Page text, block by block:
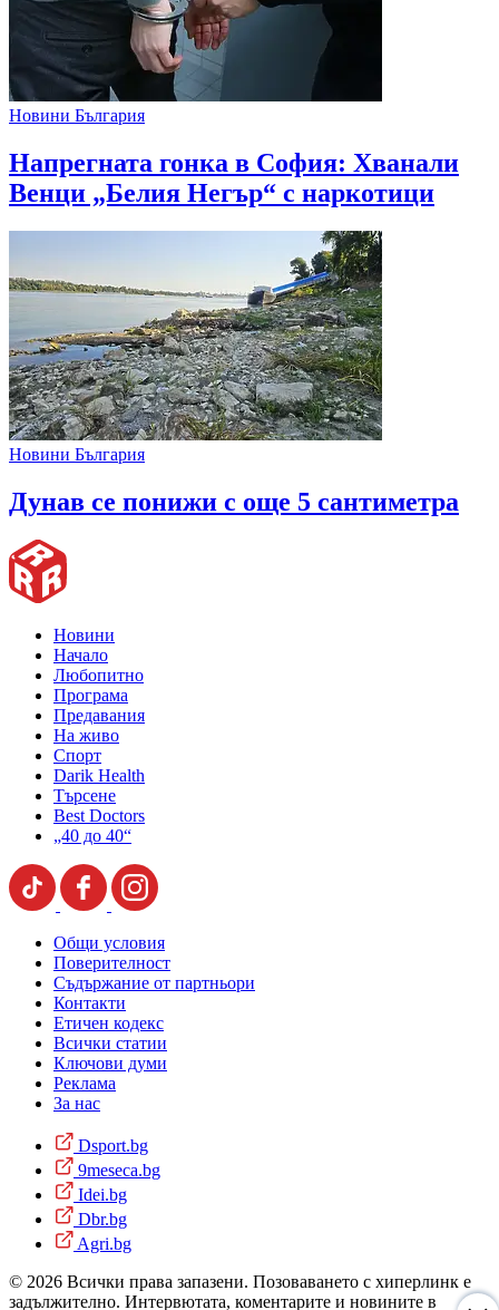
Новини България
Напрегната гонка в София: Хванали
Венци „Белия Негър“ с наркотици
Новини България
Дунав се понижи с още 5 сантиметра
Новини
Начало
Любопитно
Програма
Предавания
На живо
Спорт
Darik Health
Търсене
Best Doctors
„40 до 40“
Общи условия
Поверителност
Съдържание от партньори
Контакти
Етичен кодекс
Всички статии
Ключови думи
Реклама
За нас
Dsport.bg
9meseca.bg
Idei.bg
Dbr.bg
Agri.bg
© 2026 Всички права запазени. Позоваването с хиперлинк е
задължително. Интервютата, коментарите и новините в